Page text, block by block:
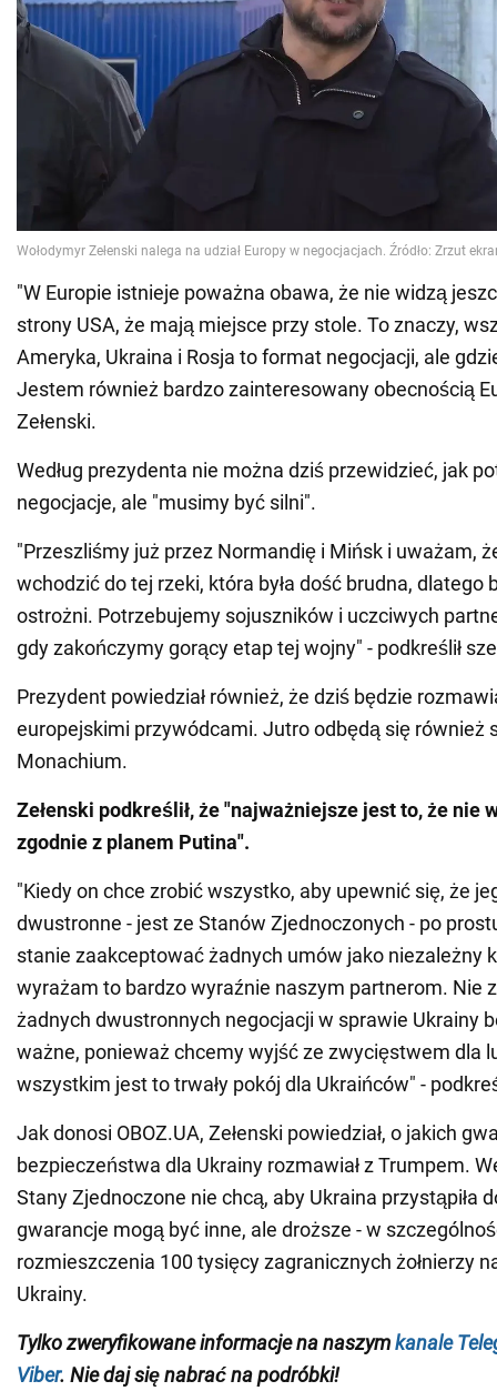
"W Europie istnieje poważna obawa, że nie widzą
strony USA, że mają miejsce przy stole. To znaczy,
Ameryka, Ukraina i Rosja to format negocjacji, ale
Jestem również bardzo zainteresowany obecnością
Zełenski.
Według prezydenta nie można dziś przewidzieć, jak
negocjacje, ale "musimy być silni".
"Przeszliśmy już przez Normandię i Mińsk i uważam,
wchodzić do tej rzeki, która była dość brudna, dlatego
ostrożni. Potrzebujemy sojuszników i uczciwych
gdy zakończymy gorący etap tej wojny" - podkreślił
Prezydent powiedział również, że dziś będzie
europejskimi przywódcami. Jutro odbędą się również
Monachium.
Zełenski podkreślił, że "najważniejsze jest to, że nie
zgodnie z planem Putina".
"Kiedy on chce zrobić wszystko, aby upewnić się, że
dwustronne - jest ze Stanów Zjednoczonych - po
stanie zaakceptować żadnych umów jako niezależny
wyrażam to bardzo wyraźnie naszym partnerom. Nie
żadnych dwustronnych negocjacji w sprawie Ukrainy
ważne, ponieważ chcemy wyjść ze zwycięstwem dla
wszystkim jest to trwały pokój dla Ukraińców" -
Jak donosi OBOZ.UA, Zełenski powiedział, o jakich
bezpieczeństwa dla Ukrainy rozmawiał z Trumpem.
Stany Zjednoczone nie chcą, aby Ukraina przystąpiła
gwarancje mogą być inne, ale droższe - w
rozmieszczenia 100 tysięcy zagranicznych żołnierzy
Ukrainy.
Tylko zweryfikowane informacje na naszymkanale
Viber. Nie daj się nabrać na podróbki!